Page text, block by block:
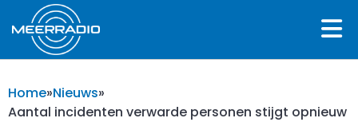
Home»Nieuws»
Aantal incidenten verwarde personen stijgt opnieuw